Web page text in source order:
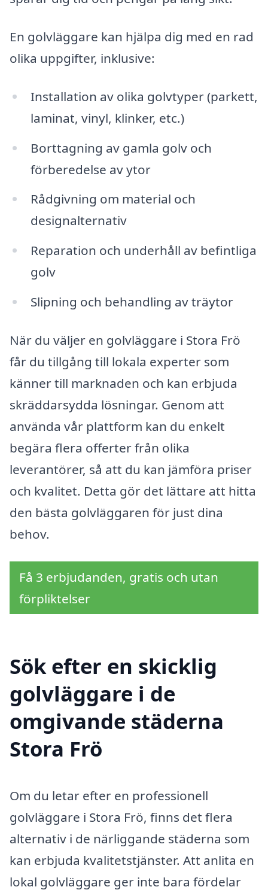
En golvläggare kan hjälpa dig med en rad
olika uppgifter, inklusive:
Installation av olika golvtyper (parkett,
laminat, vinyl, klinker, etc.)
Borttagning av gamla golv och
förberedelse av ytor
Rådgivning om material och
designalternativ
Reparation och underhåll av befintliga
golv
Slipning och behandling av träytor
När du väljer en golvläggare i Stora Frö
får du tillgång till lokala experter som
känner till marknaden och kan erbjuda
skräddarsydda lösningar. Genom att
använda vår plattform kan du enkelt
begära flera offerter från olika
leverantörer, så att du kan jämföra priser
och kvalitet. Detta gör det lättare att hitta
den bästa golvläggaren för just dina
behov.
Få 3 erbjudanden, gratis och utan
förpliktelser
Sök efter en skicklig
golvläggare i de
omgivande städerna
Stora Frö
Om du letar efter en professionell
golvläggare i Stora Frö, finns det flera
alternativ i de närliggande städerna som
kan erbjuda kvalitetstjänster. Att anlita en
lokal golvläggare ger inte bara fördelar